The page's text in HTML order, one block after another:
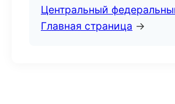
Центральный
Главная страница →